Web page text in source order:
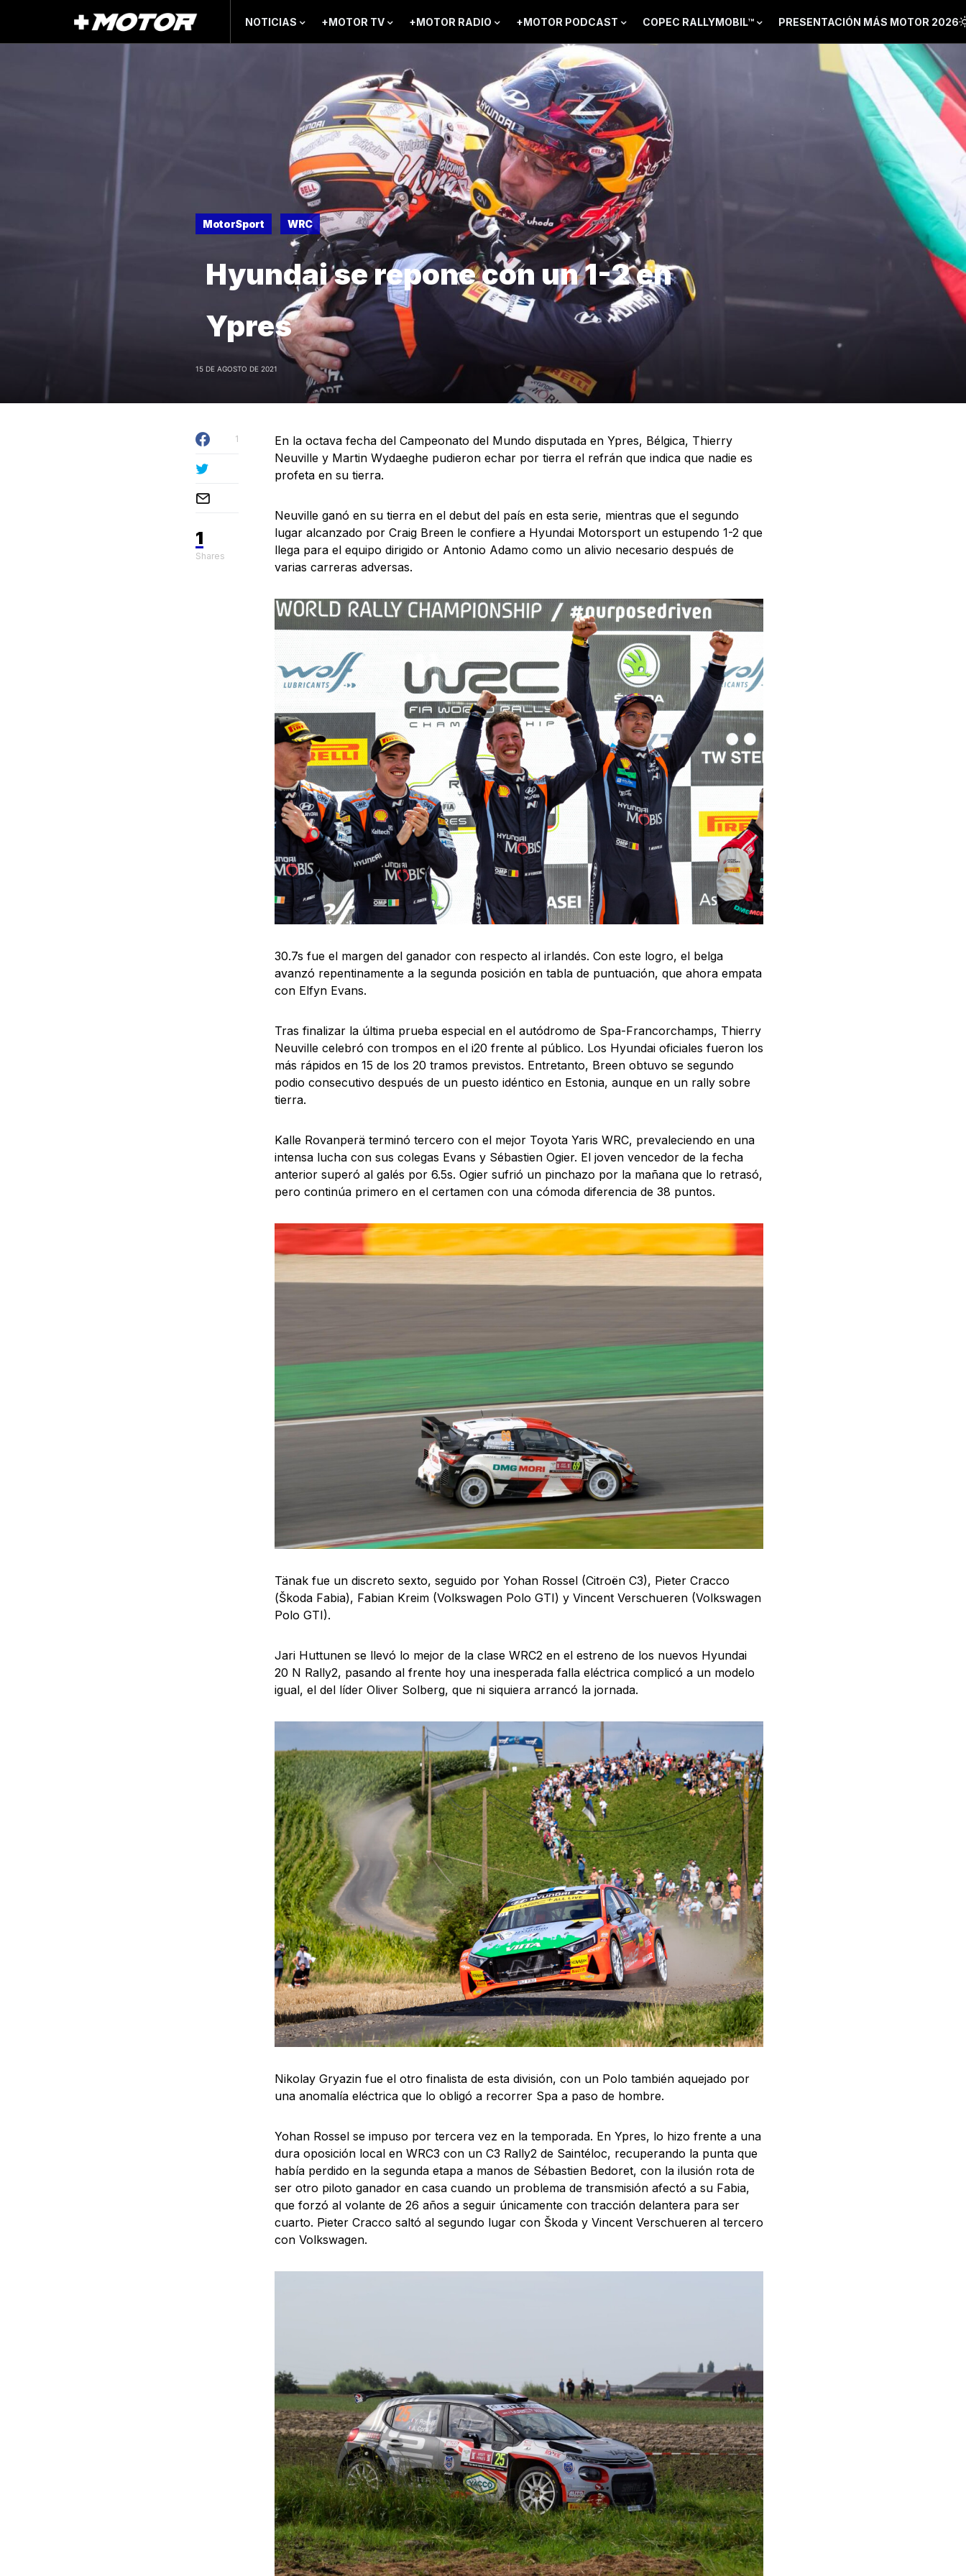
NOTICIAS +MOTOR TV +MOTOR RADIO +MOTOR PODCAST COPEC RALLYMOBIL™ PRESENTACIÓN MÁS MOTOR 2026
MotorSport WRC
Hyundai se repone con un 1-2 en
Ypres
15 DE AGOSTO DE 2021
1
Shares
1
En la octava fecha del Campeonato del Mundo disputada en Ypres, Bélgica, Thierry
Neuville y Martin Wydaeghe pudieron echar por tierra el refrán que indica que nadie es
profeta en su tierra.
Neuville ganó en su tierra en el debut del país en esta serie, mientras que el segundo
lugar alcanzado por Craig Breen le confiere a Hyundai Motorsport un estupendo 1-2 que
llega para el equipo dirigido or Antonio Adamo como un alivio necesario después de
varias carreras adversas.
30.7s fue el margen del ganador con respecto al irlandés. Con este logro, el belga
avanzó repentinamente a la segunda posición en tabla de puntuación, que ahora empata
con Elfyn Evans.
Tras finalizar la última prueba especial en el autódromo de Spa-Francorchamps, Thierry
Neuville celebró con trompos en el i20 frente al público. Los Hyundai oficiales fueron los
más rápidos en 15 de los 20 tramos previstos. Entretanto, Breen obtuvo se segundo
podio consecutivo después de un puesto idéntico en Estonia, aunque en un rally sobre
tierra.
Kalle Rovanperä terminó tercero con el mejor Toyota Yaris WRC, prevaleciendo en una
intensa lucha con sus colegas Evans y Sébastien Ogier. El joven vencedor de la fecha
anterior superó al galés por 6.5s. Ogier sufrió un pinchazo por la mañana que lo retrasó,
pero continúa primero en el certamen con una cómoda diferencia de 38 puntos.
Tänak fue un discreto sexto, seguido por Yohan Rossel (Citroën C3), Pieter Cracco
(Škoda Fabia), Fabian Kreim (Volkswagen Polo GTI) y Vincent Verschueren (Volkswagen
Polo GTI).
Jari Huttunen se llevó lo mejor de la clase WRC2 en el estreno de los nuevos Hyundai
20 N Rally2, pasando al frente hoy una inesperada falla eléctrica complicó a un modelo
igual, el del líder Oliver Solberg, que ni siquiera arrancó la jornada.
Nikolay Gryazin fue el otro finalista de esta división, con un Polo también aquejado por
una anomalía eléctrica que lo obligó a recorrer Spa a paso de hombre.
Yohan Rossel se impuso por tercera vez en la temporada. En Ypres, lo hizo frente a una
dura oposición local en WRC3 con un C3 Rally2 de Saintéloc, recuperando la punta que
había perdido en la segunda etapa a manos de Sébastien Bedoret, con la ilusión rota de
ser otro piloto ganador en casa cuando un problema de transmisión afectó a su Fabia,
que forzó al volante de 26 años a seguir únicamente con tracción delantera para ser
cuarto. Pieter Cracco saltó al segundo lugar con Škoda y Vincent Verschueren al tercero
con Volkswagen.